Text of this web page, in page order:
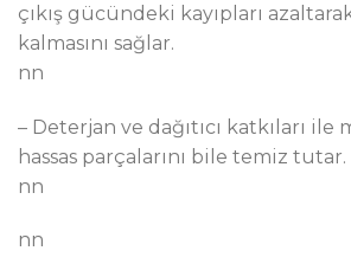
çıkış gücündeki kayıpları
kalmasını sağlar.
nn
– Deterjan ve dağıtıcı katkıları ile
hassas parçalarını bile temiz tutar.
nn
nn